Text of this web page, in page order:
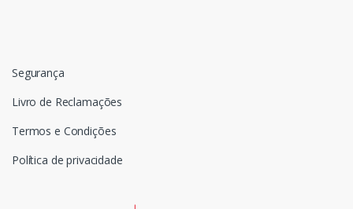
Segurança
Livro de Reclamações
Termos e Condições
Política de privacidade